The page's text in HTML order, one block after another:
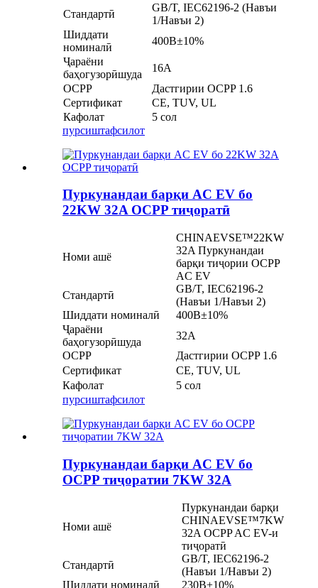
Стандартӣ
GB/T, IEC62196-2 (Навъи
1/Навъи 2)
Шиддати
номиналӣ
400В±10%
Ҷараёни
баҳогузорӣшуда
16А
OCPP
Дастгирии OCPP 1.6
Сертификат
CE, TUV, UL
Кафолат
5 сол
пурсиштафсилот
Пуркунандаи барқи AC EV бо
22KW 32A OCPP тиҷоратӣ
Номи ашё
CHINAEVSE™️22KW
32A Пуркунандаи
барқи тиҷории OCPP
AC EV
Стандартӣ
GB/T, IEC62196-2
(Навъи 1/Навъи 2)
Шиддати номиналӣ
400В±10%
Ҷараёни
баҳогузорӣшуда
32A
OCPP
Дастгирии OCPP 1.6
Сертификат
CE, TUV, UL
Кафолат
5 сол
пурсиштафсилот
Пуркунандаи барқи AC EV бо
OCPP тиҷоратии 7KW 32A
Номи ашё
Пуркунандаи барқи
CHINAEVSE™️7KW
32A OCPP AC EV-и
тиҷоратӣ
Стандартӣ
GB/T, IEC62196-2
(Навъи 1/Навъи 2)
Шиддати номиналӣ
230В±10%